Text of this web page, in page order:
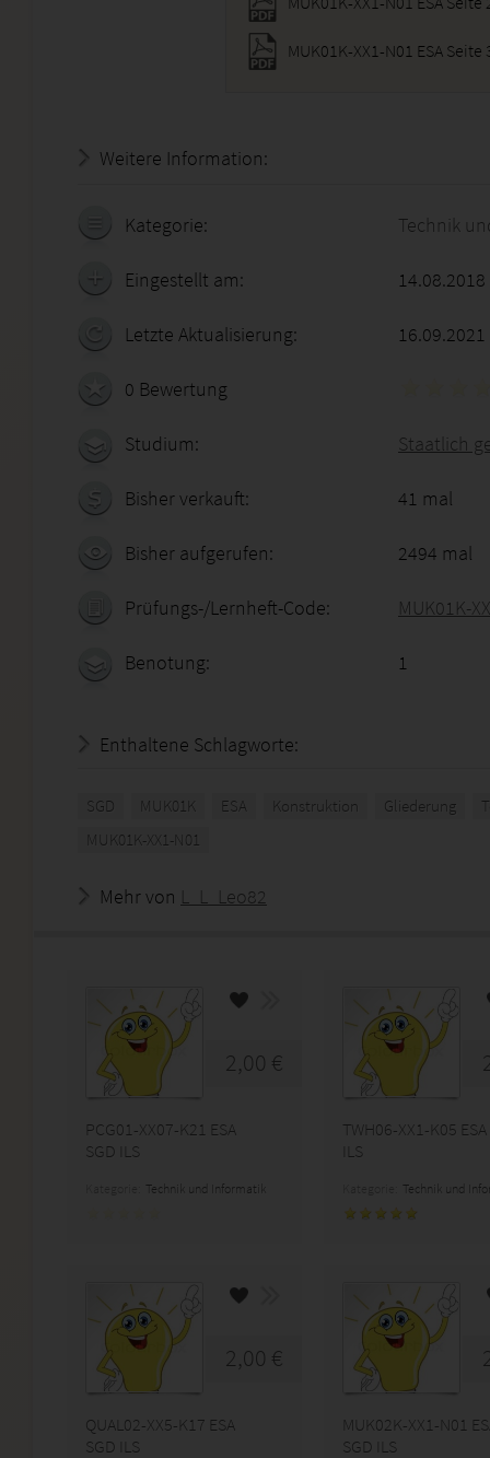
MUK01K-XX1-N01 ESA Seite
Weitere Information:
Kategorie: Technik
Eingestellt am:
Letzte Aktualisierung: 16.09.2021
0 Bewertung
Studium: Staatlich
Bisher verkauft: 41 mal
Bisher aufgerufen: 2494 mal
Prüfungs-/Lernheft-Code: MUK01K-
Benotung: 1
Enthaltene Schlagworte:
SGD MUK01K ESA Konstruktion Gliederung
MUK01K-XX1-N01
Mehr von L_L_Leo82
2,00 €
PCG01-XX07-K21 ESA
SGD ILS
Technik und Informatik
TWH06-XX1-K05 ESA
ILS
Technik und
2,00 €
QUAL02-XX5-K17 ESA
SGD ILS
MUK02K-XX1-N01
SGD ILS